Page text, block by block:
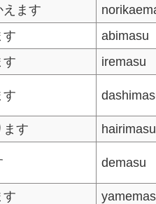
えます
す abimasu
す iremasu
す
ます hairimasu
demasu
す